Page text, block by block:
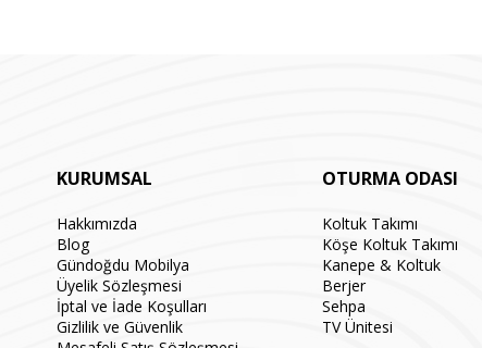
KURUMSAL
Hakkımızda
Blog
Gündoğdu Mobilya
Üyelik Sözleşmesi
İptal ve İade Koşulları
Gizlilik ve Güvenlik
OTURMA ODASI
Koltuk Takımı
Köşe Koltuk Takımı
Kanepe & Koltuk
Berjer
Sehpa
TV Ünitesi